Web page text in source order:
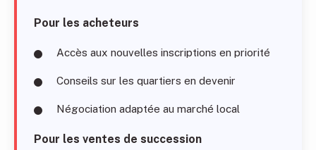
Pour les acheteurs
Accès aux nouvelles inscriptions en priorité
Conseils sur les quartiers en devenir
Négociation adaptée au marché local
Pour les ventes de succession